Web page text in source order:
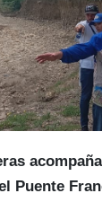
Puente